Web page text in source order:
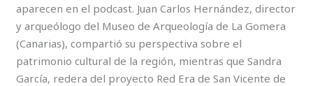
aparecen en el podcast. Juan Carlos Hernández, director
y arqueólogo del Museo de Arqueología de La Gomera
(Canarias), compartió su perspectiva sobre el
patrimonio cultural de la región, mientras que Sandra
García, redera del proyecto Red Era de San Vicente de